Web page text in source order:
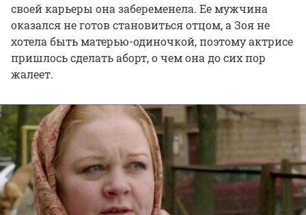
своей карьеры она забеременела. Ее мужчина
оказался не готов становиться отцом, а Зоя не
хотела быть матерью-одиночкой, поэтому актрисе
пришлось сделать аборт, о чем она до сих пор
жалеет.